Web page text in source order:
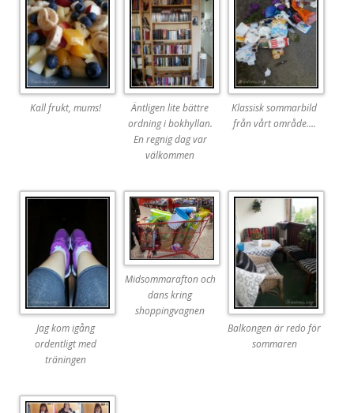
Kall frukt, mums!
Äntligen lite bättre
ordning i bokhyllan.
En regnig dag var
välkommen
Klassisk sommarbild
från vårt område….
Jag kom igång
ordentligt med
träningen
Midsommarafton och
dans kring
shoppingvagnen
Balkongen är redo för
sommaren